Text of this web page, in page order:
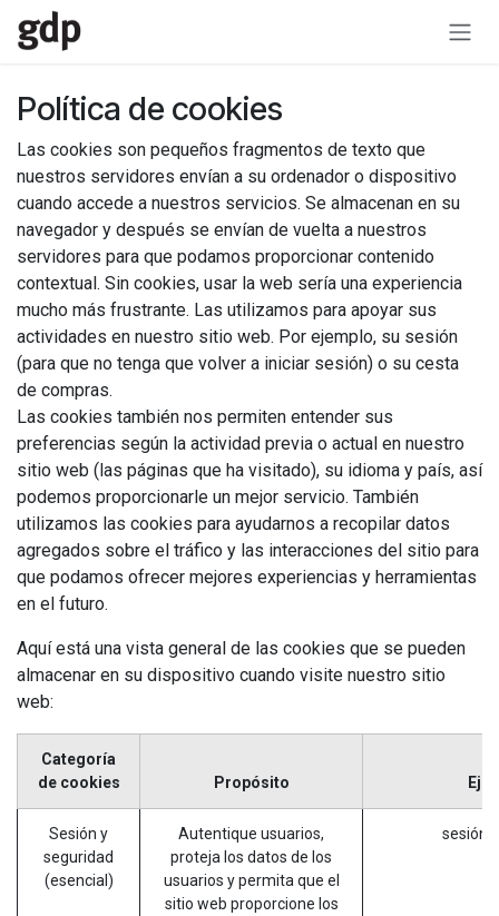
Ir al contenido
Política de cookies
Las cookies son pequeños fragmentos de texto que
nuestros servidores envían a su ordenador o dispositivo
cuando accede a nuestros servicios. Se almacenan en su
navegador y después se envían de vuelta a nuestros
servidores para que podamos proporcionar contenido
contextual. Sin cookies, usar la web sería una experiencia
mucho más frustrante. Las utilizamos para apoyar sus
actividades en nuestro sitio web. Por ejemplo, su sesión
(para que no tenga que volver a iniciar sesión) o su cesta
de compras.
Las cookies también nos permiten entender sus
preferencias según la actividad previa o actual en nuestro
sitio web (las páginas que ha visitado), su idioma y país, así
podemos proporcionarle un mejor servicio. También
utilizamos las cookies para ayudarnos a recopilar datos
agregados sobre el tráfico y las interacciones del sitio para
que podamos ofrecer mejores experiencias y herramientas
en el futuro.
Aquí está una vista general de las cookies que se pueden
almacenar en su dispositivo cuando visite nuestro sitio
web:
Categoría
de cookies
Propósito
Sesión y
seguridad
(esencial)
Autentique usuarios,
proteja los datos de los
usuarios y permita que el
sitio web proporcione los